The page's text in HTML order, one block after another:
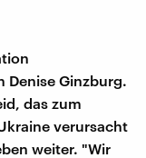
Denise Ginzburg.
das zum
verursacht
weiter. "Wir